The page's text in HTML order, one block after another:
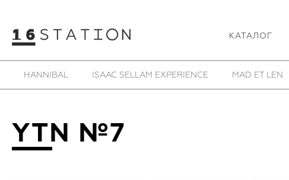
КАТАЛОГ
SAMOKE SHE IS MONO SHOESOFRENIA THOM/
YTN №7